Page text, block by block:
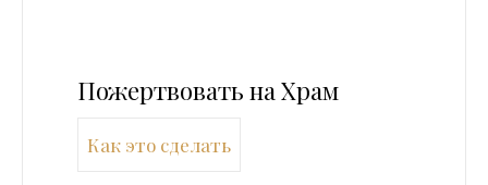
Пожертвовать на Храм
Как это сделать